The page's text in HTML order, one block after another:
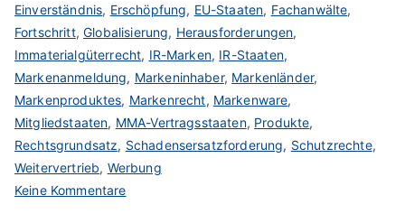
Einverständnis, Erschöpfung, EU-Staaten, Fachanwälte,
Fortschritt,Globalisierung, Herausforderungen,
Immaterialgüterrecht, IR-Marken, IR-Staaten,
Markenanmeldung, Markeninhaber, Markenländer,
Markenproduktes, Markenrecht, Markenware,
Mitgliedstaaten, MMA-Vertragsstaaten, Produkte,
Rechtsgrundsatz, Schadensersatzforderung, Schutzrechte,
Weitervertrieb, Werbung
Keine Kommentarezu